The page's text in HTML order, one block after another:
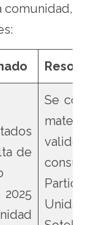
comunidad,
de
Se
validez
Unidad